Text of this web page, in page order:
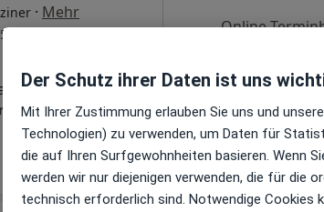
· Mehr
504 Bewertungen
• Zu Google Maps
Online-
Der Schutz ihrer Daten ist uns
Mit Ihrer Zustimmung erlauben Sie uns und
Technologien) zu verwenden, um Daten für
die auf Ihren Surfgewohnheiten basieren. Wenn
werden wir nur diejenigen verwenden, die für die
technisch erforderlich sind. Notwendige Cookies